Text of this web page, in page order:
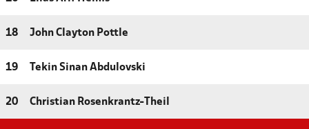
18 John Clayton Pottle
19 Tekin Sinan Abdulovski
20 Christian Rosenkrantz-Theil